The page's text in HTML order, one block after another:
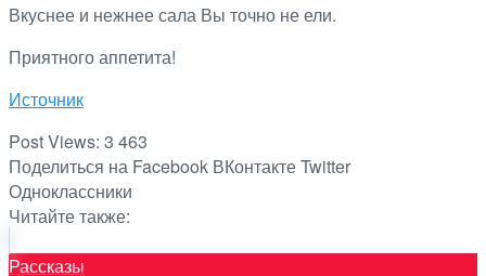
Вкуснее и нежнее сала Вы точно не ели.
Приятного аппетита!
Источник
Post Views: 3 463
Поделиться на Facebook ВКонтактеTwitter
Одноклассники
Читайте также:
Рассказы